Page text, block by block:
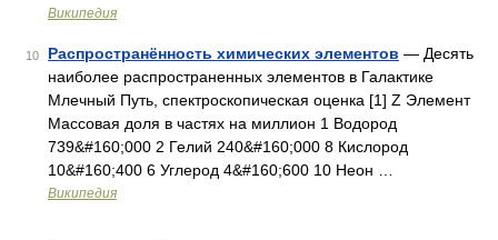
Википедия
10 Распространённость химических элементов — Десять
наиболее распространенных элементов в Галактике
Млечный Путь, спектроскопическая оценка [1] Z Элемент
Массовая доля в частях на миллион 1 Водород
739&#160;000 2 Гелий 240&#160;000 8 Кислород
10&#160;400 6 Углерод 4&#160;600 10 Неон …
Википедия